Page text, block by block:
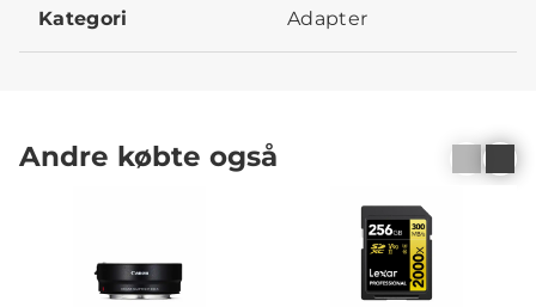
Kategori Adapter
Andre købte også